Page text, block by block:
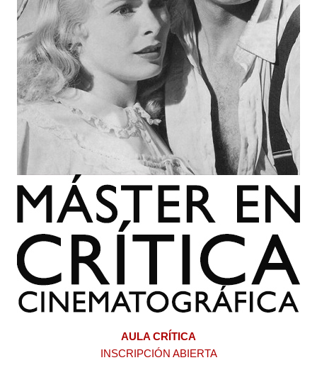
AULA CRÍTICA
INSCRIPCIÓN ABIERTA